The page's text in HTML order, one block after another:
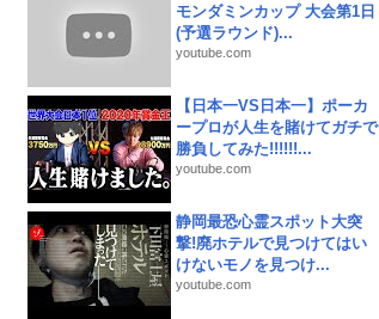
モンダミンカップ 大会第1日
(予選ラウンド)...
youtube.com
【日本一VS日本一】ポーカ
ープロが人生を賭けてガチで
勝負してみた!!!!!!...
youtube.com
静岡最恐心霊スポット大突
撃!廃ホテルで見つけてはい
けないモノを見つけ...
youtube.com